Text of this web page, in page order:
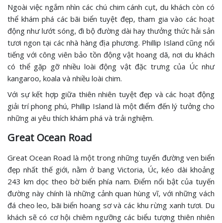
Ngoài việc ngắm nhìn các chú chim cánh cụt, du khách còn có
thể khám phá các bãi biển tuyệt đẹp, tham gia vào các hoạt
động như lướt sóng, đi bộ đường dài hay thưởng thức hải sản
tươi ngon tại các nhà hàng địa phương. Phillip Island cũng nổi
tiếng với công viên bảo tồn động vật hoang dã, nơi du khách
có thể gặp gỡ nhiều loài động vật đặc trưng của Úc như
kangaroo, koala và nhiều loài chim.
Với sự kết hợp giữa thiên nhiên tuyệt đẹp và các hoạt động
giải trí phong phú, Phillip Island là một điểm đến lý tưởng cho
những ai yêu thích khám phá và trải nghiệm.
Great Ocean Road
Great Ocean Road là một trong những tuyến đường ven biển
đẹp nhất thế giới, nằm ở bang Victoria, Úc, kéo dài khoảng
243 km dọc theo bờ biển phía nam. Điểm nổi bật của tuyến
đường này chính là những cảnh quan hùng vĩ, với những vách
đá cheo leo, bãi biển hoang sơ và các khu rừng xanh tươi. Du
khách sẽ có cơ hội chiêm ngưỡng các biểu tượng thiên nhiên